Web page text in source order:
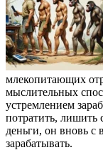
млекопитающих
мыслительных
устремлением
потратить, лишить
деньги, он вновь с
зарабатывать.